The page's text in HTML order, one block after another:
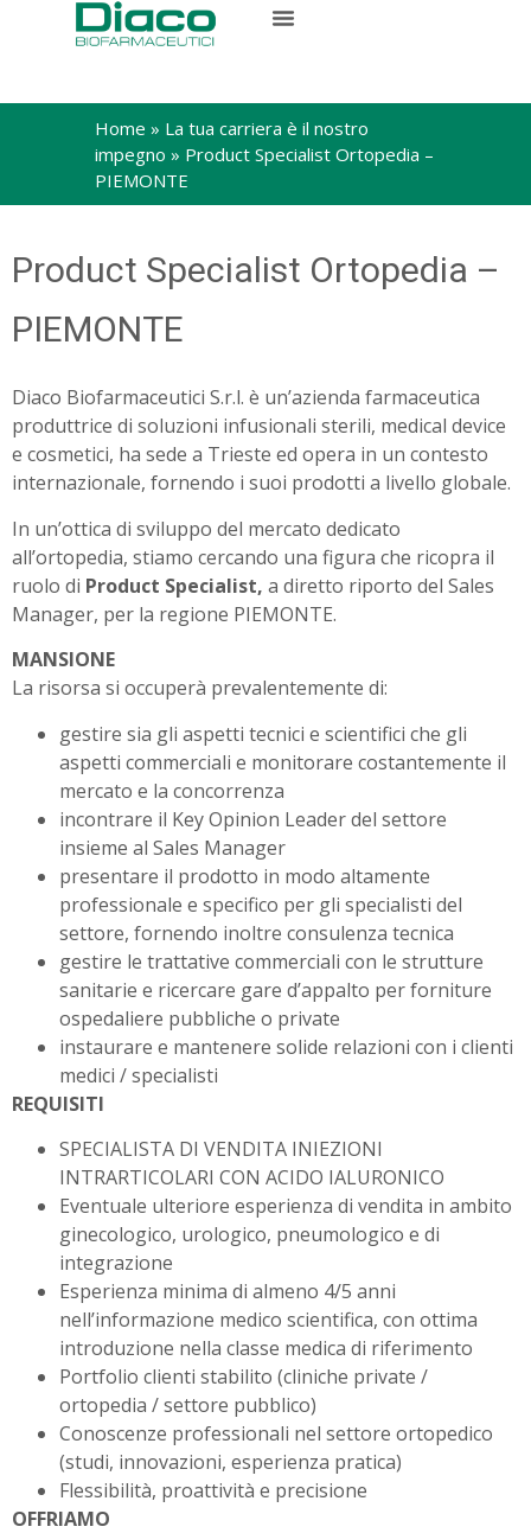
Home » La tua carriera è il nostro
impegno » Product Specialist Ortopedia –
PIEMONTE
Product Specialist Ortopedia –
PIEMONTE
Diaco Biofarmaceutici S.r.l. è un’azienda farmaceutica
produttrice di soluzioni infusionali sterili, medical device
e cosmetici, ha sede a Trieste ed opera in un contesto
internazionale, fornendo i suoi prodotti a livello globale.
In un’ottica di sviluppo del mercato dedicato
all’ortopedia, stiamo cercando una figura che ricopra il
ruolo di Product Specialist, a diretto riporto del Sales
Manager, per la regione PIEMONTE.
MANSIONE
La risorsa si occuperà prevalentemente di:
gestire sia gli aspetti tecnici e scientifici che gli
aspetti commerciali e monitorare costantemente il
mercato e la concorrenza
incontrare il Key Opinion Leader del settore
insieme al Sales Manager
presentare il prodotto in modo altamente
professionale e specifico per gli specialisti del
settore, fornendo inoltre consulenza tecnica
gestire le trattative commerciali con le strutture
sanitarie e ricercare gare d’appalto per forniture
ospedaliere pubbliche o private
instaurare e mantenere solide relazioni con i clienti
medici / specialisti
REQUISITI
SPECIALISTA DI VENDITA INIEZIONI
INTRARTICOLARI CON ACIDO IALURONICO
Eventuale ulteriore esperienza di vendita in ambito
ginecologico, urologico, pneumologico e di
integrazione
Esperienza minima di almeno 4/5 anni
nell’informazione medico scientifica, con ottima
introduzione nella classe medica di riferimento
Portfolio clienti stabilito (cliniche private /
ortopedia / settore pubblico)
Conoscenze professionali nel settore ortopedico
(studi, innovazioni, esperienza pratica)
Flessibilità, proattività e precisione
OFFRIAMO